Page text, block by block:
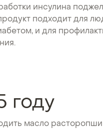
инсулина
подходит для
и для
году
масло расторопши